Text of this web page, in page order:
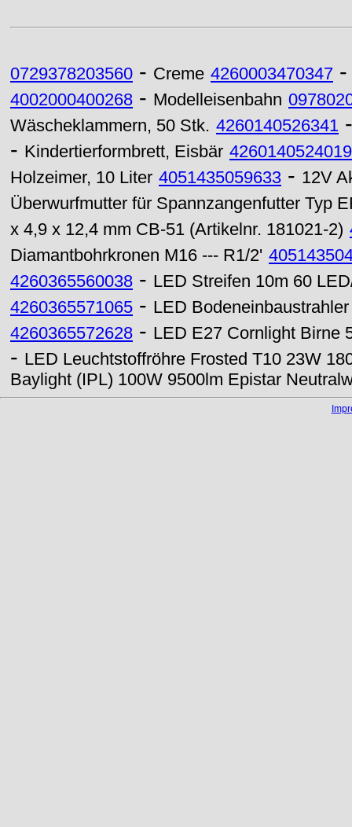
0729378203560 - Creme 4260003470347
4002000400268 - Modelleisenbahn
Wäscheklammern, 50 Stk. 4260140526341
- Kindertierformbrett, Eisbär 4260140524019
Holzeimer, 10 Liter 4051435059633 - 12V
Überwurfmutter für Spannzangenfutter Typ
x 4,9 x 12,4 mm CB-51 (Artikelnr. 181021-2)
Diamantbohrkronen M16 --- R1/2'
4260365560038 - LED Streifen 10m 60
4260365571065 - LED
4260365572628 - LED E27 Cornlight Birne
- LED Leuchtstoffröhre Frosted T10 23W
Baylight (IPL) 100W 9500lm Epistar